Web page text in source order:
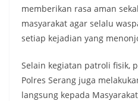
memberikan rasa aman
masyarakat agar selalu
setiap kejadian yang
Selain kegiatan patroli fisik,
Polres Serang juga
langsung kepada